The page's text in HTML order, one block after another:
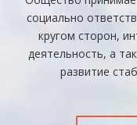
социально
кругом сторон,
деятельность, а
развитие